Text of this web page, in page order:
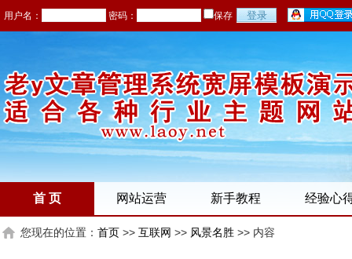
用户名： 密码： 保存
首 页 网站运营 新手教程 经验心
您现在的位置： 首页 >> 互联网 >> 风景名胜 >> 内容